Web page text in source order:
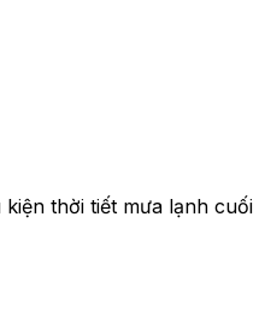
thời tiết mưa lạnh cuối